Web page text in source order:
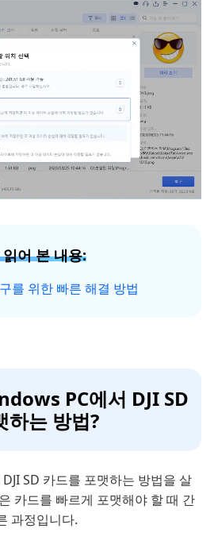
어 본 내용:
를 위한 빠른 해결 방법
PC에서 DJI SD
하는 방법?
SD 카드를 포맷하는 방법을 살
카드를 빠르게 포맷해야 할 때 간
과정입니다.